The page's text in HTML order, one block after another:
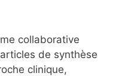
collaborative
de synthèse
clinique,